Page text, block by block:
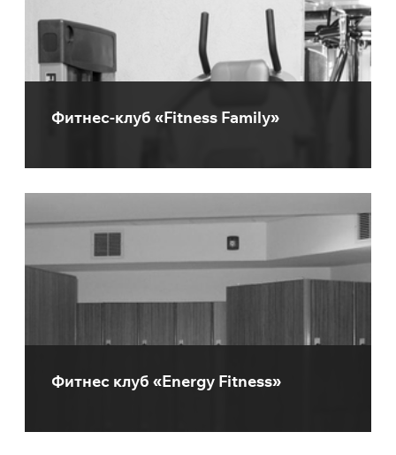
Фитнес-клуб «Fitness Family»
Фитнес клуб «Energy Fitness»